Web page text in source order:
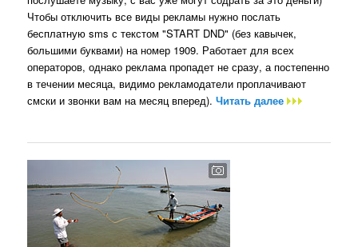
Чтобы отключить все виды рекламы нужно послать
бесплатную sms с текстом "START DND" (без кавычек,
большими буквами) на номер 1909. Работает для всех
операторов, однако реклама пропадет не сразу, а постепенно
в течении месяца, видимо рекламодатели проплачивают
смски и звонки вам на месяц вперед).Читать далее